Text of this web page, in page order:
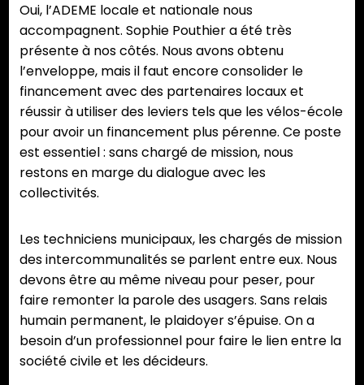
Oui, l’ADEME locale et nationale nous
accompagnent. Sophie Pouthier a été très
présente à nos côtés. Nous avons obtenu
l’enveloppe, mais il faut encore consolider le
financement avec des partenaires locaux et
réussir à utiliser des leviers tels que les vélos-école
pour avoir un financement plus pérenne. Ce poste
est essentiel : sans chargé de mission, nous
restons en marge du dialogue avec les
collectivités.
Les techniciens municipaux, les chargés de mission
des intercommunalités se parlent entre eux. Nous
devons être au même niveau pour peser, pour
faire remonter la parole des usagers. Sans relais
humain permanent, le plaidoyer s’épuise. On a
besoin d’un professionnel pour faire le lien entre la
société civile et les décideurs.